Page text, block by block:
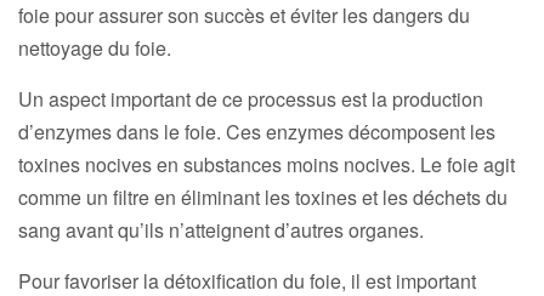
foie pour assurer son succès et éviter les dangers du
nettoyage du foie.
Un aspect important de ce processus est la production
d’enzymes dans le foie. Ces enzymes décomposent les
toxines nocives en substances moins nocives. Le foie agit
comme un filtre en éliminant les toxines et les déchets du
sang avant qu’ils n’atteignent d’autres organes.
Pour favoriser la détoxification du foie, il est important